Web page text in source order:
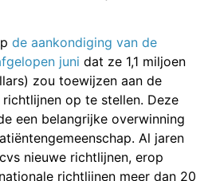
werden en het
gedragstherapie (GET/CGT)
heeft niet langer zijn
op de klinische praktijk –
door het National
Excellence (NICE) van het
richtlijnen van 2021 voor